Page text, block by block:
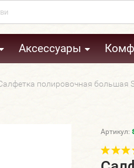
Аксессуары
полировочная большая
Артикул: